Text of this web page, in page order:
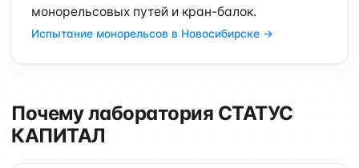
монорельсовых путей и кран-балок.
Испытание монорельсов в Новосибирске →
Почему лаборатория СТАТУС
КАПИТАЛ